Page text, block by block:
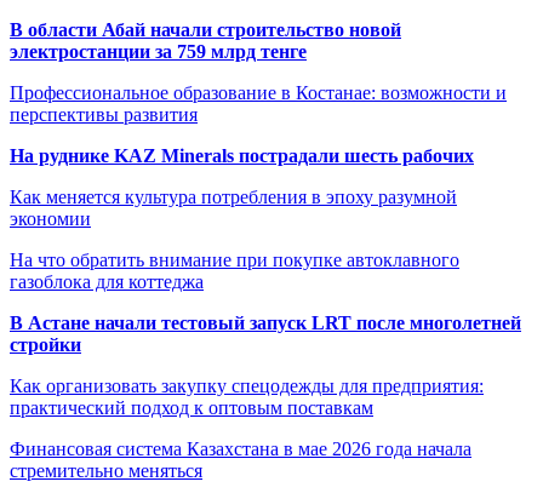
В области Абай начали строительство новой
электростанции за 759 млрд тенге
Профессиональное образование в Костанае: возможности и
перспективы развития
На руднике KAZ Minerals пострадали шесть рабочих
Как меняется культура потребления в эпоху разумной
экономии
На что обратить внимание при покупке автоклавного
газоблока для коттеджа
В Астане начали тестовый запуск LRT после многолетней
стройки
Как организовать закупку спецодежды для предприятия:
практический подход к оптовым поставкам
Финансовая система Казахстана в мае 2026 года начала
стремительно меняться